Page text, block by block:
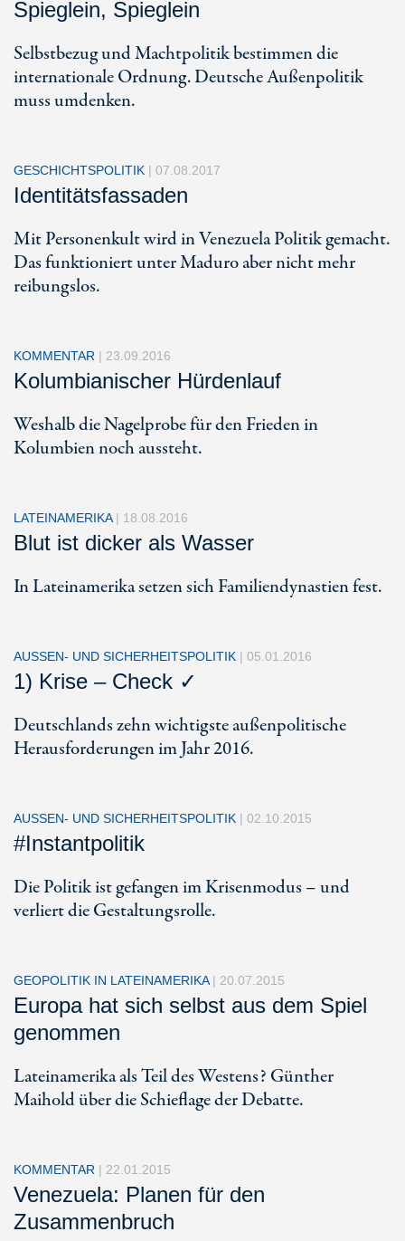
Spieglein, Spieglein
Selbstbezug und Machtpolitik bestimmen die
internationale Ordnung. Deutsche Außenpolitik
muss umdenken.
GESCHICHTSPOLITIK | 07.08.2017
Identitätsfassaden
Mit Personenkult wird in Venezuela Politik gemacht.
Das funktioniert unter Maduro aber nicht mehr
reibungslos.
KOMMENTAR | 23.09.2016
Kolumbianischer Hürdenlauf
Weshalb die Nagelprobe für den Frieden in
Kolumbien noch aussteht.
LATEINAMERIKA | 18.08.2016
Blut ist dicker als Wasser
In Lateinamerika setzen sich Familiendynastien fest.
AUSSEN- UND SICHERHEITSPOLITIK | 05.01.2016
1) Krise – Check ✓
Deutschlands zehn wichtigste außenpolitische
Herausforderungen im Jahr 2016.
AUSSEN- UND SICHERHEITSPOLITIK | 02.10.2015
#Instantpolitik
Die Politik ist gefangen im Krisenmodus – und
verliert die Gestaltungsrolle.
GEOPOLITIK IN LATEINAMERIKA | 20.07.2015
Europa hat sich selbst aus dem Spiel
genommen
Lateinamerika als Teil des Westens? Günther
Maihold über die Schieflage der Debatte.
KOMMENTAR | 22.01.2015
Venezuela: Planen für den
Zusammenbruch